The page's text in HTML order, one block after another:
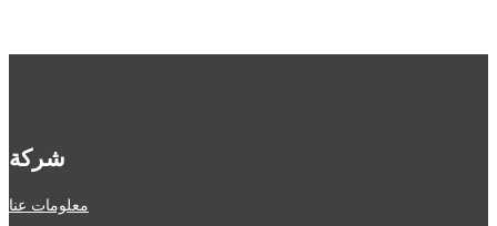
شركة
معلومات عنا